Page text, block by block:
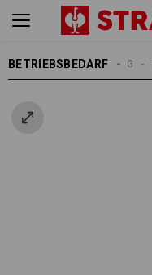
BETRIEBSBEDARFREINIGUNG